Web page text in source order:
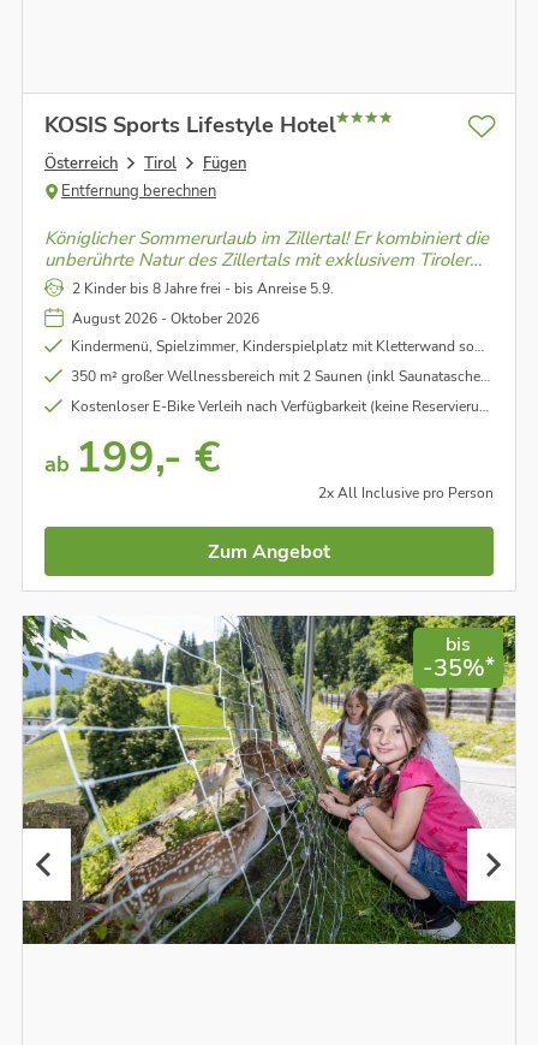
KOSIS Sports Lifestyle Hotel
Österreich Tirol
Fügen
Entfernung berechnen
Königlicher Sommerurlaub im Zillertal! Er kombiniert die
unberührte Natur des Zillertals mit exklusivem Tiroler
Urlaubsflair. Er sorgt für einen perfekten Mix aus dem
geliebten Aktivsein und süßen Nichtstun.
2 Kinder bis 8 Jahre frei - bis Anreise 5.9.
August 2026 - Oktober 2026
Kindermenü, Spielzimmer, Kinderspielplatz mit Kletterwand sowie Kinderhochstühle (nach Verfügbarkeit)
350 m² großer Wellnessbereich mit 2 Saunen (inkl Saunatasche), Dampfbad, Ruheraum und Erlebnisdusche
Kostenloser E-Bike Verleih nach Verfügbarkeit (keine Reservierung möglich) im Wert von € 45,00 pro Tag/pro Rad.
ab 199,- €
2x All Inclusive pro Person
Zum Angebot
bis
-35%*